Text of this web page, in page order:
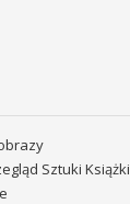
Sztuki Książki